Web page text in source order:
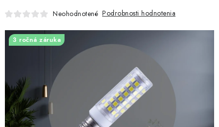
VENTILÁTORY
SAMSUNG SVIETIDLÁ
Neohodnotené Podrobnosti hodnotenia
3 ročná záruka